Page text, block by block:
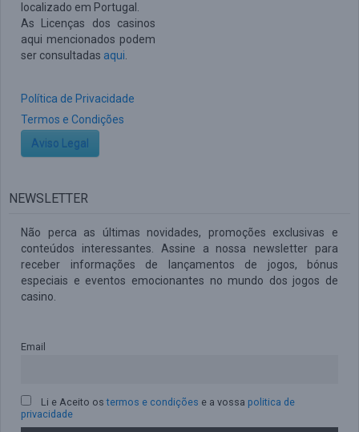
localizado em Portugal.
As Licenças dos casinos
aqui mencionados podem
ser consultadas aqui
Política de Privacidade
Termos e Condições
Aviso Legal
NEWSLETTER
Não perca as últimas novidades, promoções exclusivas e
conteúdos interessantes. Assine a nossa newsletter para
receber informações de lançamentos de jogos, bónus
especiais e eventos emocionantes no mundo dos jogos de
casino.
Email
Li e Aceito ostermos e condições e a vossa politica de
privacidade